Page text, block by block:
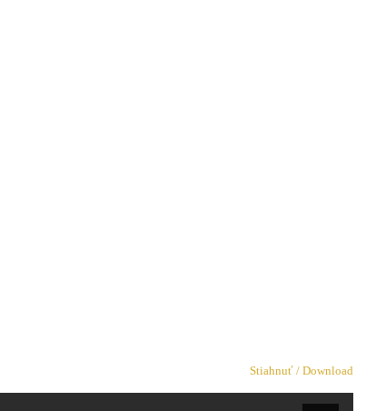
Stiahnuť / Download